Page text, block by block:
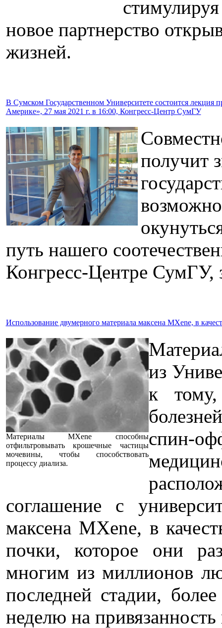
новое партнерство
жизней.
В Сумском Государственном Университете состоится
Америке», 27 мая 2021 г. в 16:00, Конгресс-Центр СумГУ
получит
путь нашего
Конгресс-Центре СумГУ,
Использование двумерного материала максена MXene, в
Материалы MXene способны
отфильтровывать крошечные частицы
мочевины, чтобы способствовать
процессу диализа.
из
к
спин-
соглашение с
максена MXene, в
почки, которое они
многим из миллионов
последней стадии,
неделю на